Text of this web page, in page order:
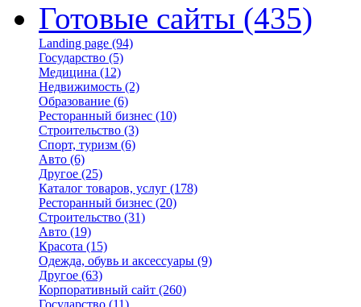
Готовые сайты (435)
Landing page (94)
Государство (5)
Медицина (12)
Недвижимость (2)
Образование (6)
Ресторанный бизнес (10)
Строительство (3)
Спорт, туризм (6)
Авто (6)
Другое (25)
Каталог товаров, услуг (178)
Ресторанный бизнес (20)
Строительство (31)
Авто (19)
Красота (15)
Одежда, обувь и аксессуары (9)
Другое (63)
Корпоративный сайт (260)
Государство (11)